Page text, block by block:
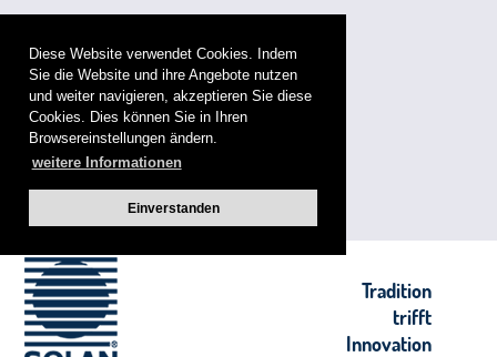
Diese Website verwendet Cookies. Indem
Sie die Website und ihre Angebote nutzen
und weiter navigieren, akzeptieren Sie diese
Cookies. Dies können Sie in Ihren
Browsereinstellungen ändern.
weitere Informationen
Einverstanden
Tradition
trifft
Innovation